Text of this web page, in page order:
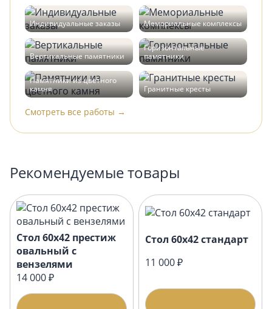
Индивидуальные заказы Мемориальные комплексы
Вертикальные памятники
Горизонтальные
памятники
Памятники из цветного
камня
Гранитные кресты
Смотреть все работы →
Рекомендуемые товары
Стол 60х42 престиж
овальный с
вензелями
14 000 ₽
Стол 60х42 стандарт
11 000 ₽